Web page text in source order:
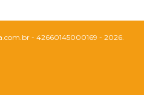
- 42660145000169 - 2026.